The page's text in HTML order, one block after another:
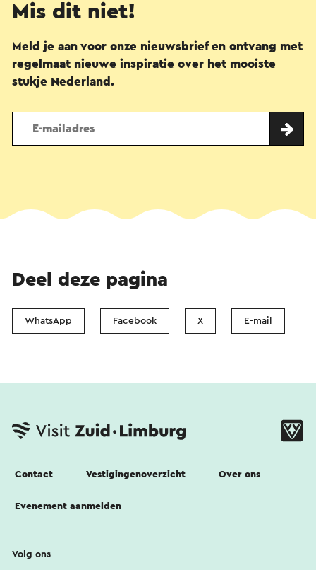
Mis dit niet!
Meld je aan voor onze nieuwsbrief en ontvang met
regelmaat nieuwe inspiratie over het mooiste
stukje Nederland.
Deel deze pagina
WhatsApp Facebook X E-mail
Contact Vestigingenoverzicht Over ons
Evenement aanmelden
Volg ons